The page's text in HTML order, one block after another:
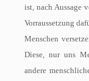
ist, nach Aussage
Vorraussetzung
Menschen
Diese, nur uns
andere